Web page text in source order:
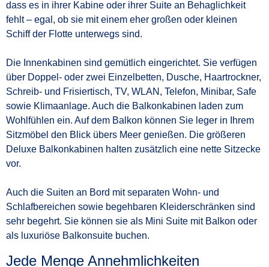
dass es in ihrer Kabine oder ihrer Suite an Behaglichkeit
fehlt – egal, ob sie mit einem eher großen oder kleinen
Schiff der Flotte unterwegs sind.
Die Innenkabinen sind gemütlich eingerichtet. Sie verfügen
über Doppel- oder zwei Einzelbetten, Dusche, Haartrockner,
Schreib- und Frisiertisch, TV, WLAN, Telefon, Minibar, Safe
sowie Klimaanlage. Auch die Balkonkabinen laden zum
Wohlfühlen ein. Auf dem Balkon können Sie leger in Ihrem
Sitzmöbel den Blick übers Meer genießen. Die größeren
Deluxe Balkonkabinen halten zusätzlich eine nette Sitzecke
vor.
Auch die Suiten an Bord mit separaten Wohn- und
Schlafbereichen sowie begehbaren Kleiderschränken sind
sehr begehrt. Sie können sie als Mini Suite mit Balkon oder
als luxuriöse Balkonsuite buchen.
Jede Menge Annehmlichkeiten